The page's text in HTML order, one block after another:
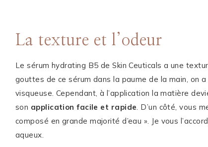
La texture et l’odeur
Le sérum hydrating B5 de Skin Ceuticals a une
gouttes de ce sérum dans la paume de la main, on
visqueuse. Cependant, à l’application la matière
son application facile et rapide. D’un côté, vous
composé en grande majorité d’eau ». Je vous
aqueux.